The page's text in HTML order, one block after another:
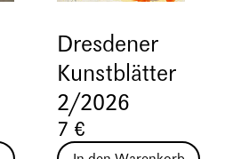
Dresdener
Kunstblätter
2/2026
7 €